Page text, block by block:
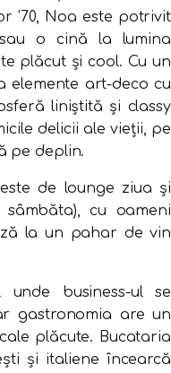
’70, Noa este potrivit
o cină la lumina
plăcut și cool. Cu un
elemente art-deco cu
liniștită și classy
delicii ale vieții, pe
pe deplin.
de lounge ziua și
cu oameni
la un pahar de vin
business-ul se
gastronomia are un
plăcute. Bucataria
și italiene încearcă